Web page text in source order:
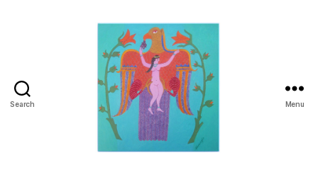
Search Menu